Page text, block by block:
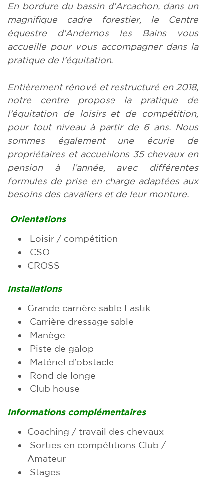
En bordure du bassin d’Arcachon, dans un
magnifique cadre forestier, le Centre
équestre d’Andernos les Bains vous
accueille pour vous accompagner dans la
pratique de l’équitation.
Entièrement rénové et restructuré en 2018,
notre centre propose la pratique de
l’équitation de loisirs et de compétition,
pour tout niveau à partir de 6 ans. Nous
sommes également une écurie de
propriétaires et accueillons 35 chevaux en
pension à l’année, avec différentes
formules de prise en charge adaptées aux
besoins des cavaliers et de leur monture.
Orientations
Loisir / compétition
CSO
CROSS
Installations
Grande carrière sable Lastik
Carrière dressage sable
Manège
Piste de galop
Matériel d’obstacle
Rond de longe
Club house
Informations complémentaires
Coaching / travail des chevaux
Sorties en compétitions Club /
Amateur
Stages